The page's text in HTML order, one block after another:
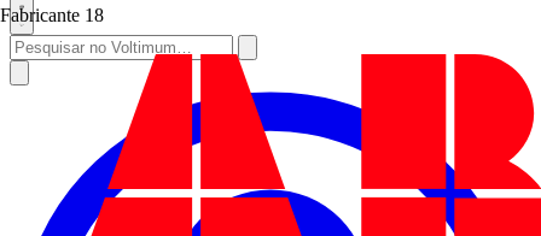
Fabricante 18